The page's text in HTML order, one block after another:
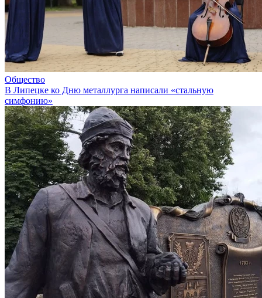
Общество
В Липецке ко Дню металлурга написали «стальную
симфонию»